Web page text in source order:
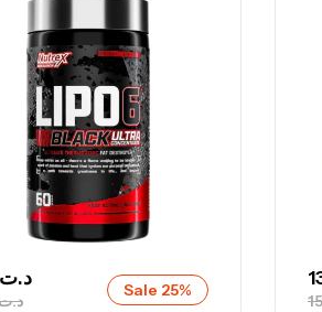
د.ت Sale 25%